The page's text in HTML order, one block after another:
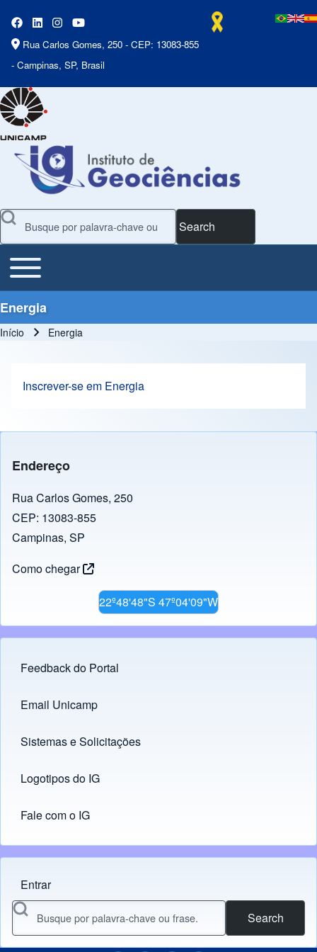
Rua Carlos Gomes, 250 - CEP: 13083-855
- Campinas, SP, Brasil
Search
Main Menu
Toggle main menu
Energia
Início Energia
Inscrever-se em Energia
Endereço
Rua Carlos Gomes, 250
CEP: 13083-855
Campinas, SP
Como chegar
22º48'48"S 47º04'09"W
Footer menu
Feedback do Portal
Links
Email Unicamp
(opens in new tab)
Sistemas e Solicitações
(opens in new tab)
Logotipos do IG
(opens in new tab)
Fale com o IG
Menu do usuário
Entrar
Search